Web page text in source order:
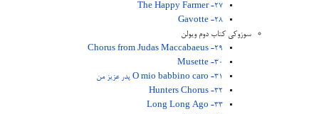
27- The Happy Farmer
28- Gavotte
سوزوکی کتاب دوم ویولن
29- Chorus from Judas Maccabaeus
30- Musette
31- O mio babbino caro پدر عزیز من
32- Hunters Chorus
33- Long Long Ago